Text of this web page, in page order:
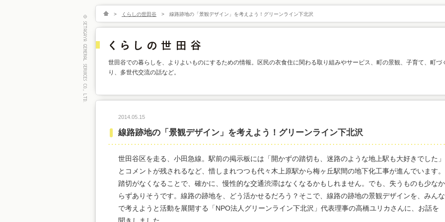
> くらしの世田谷 > 線路跡地の「景観デザイン」を考えよう！グリーンライン下北沢
世田谷での暮らしを、よりよいものにするための情報。区民の衣食住に関わる取り組みやサービス、町の景観、子育て、町づ
り、多世代交流の話など。
2014.05.15
線路跡地の「景観デザイン」を考えよう！グリーンライン下北沢
世田谷区を走る、小田急線。駅前の掲示板には「開かずの踏切も、迷路のような地上駅も大好きでした」
とコメントが残されるなど、惜しまれつつも代々木上原駅から梅ヶ丘駅間の地下化工事が進んでいます。
踏切がなくなることで、確かに、慢性的な交通渋滞はなくなるかもしれません。でも、失うものも少なか
らずありそうです。線路の跡地を、どう活かせるだろう？そこで、線路の跡地の景観デザインを、みんな
で考えようと活動を展開する「NPO法人グリーンライン下北沢」代表理事の高橋ユリカさんに、お話を